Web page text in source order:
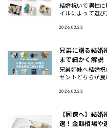
結婚祝いで男性
イルによって選
代・30代・4
2026.03.23
兄弟に贈る結婚
まで細かく解説
兄弟姉妹へ結婚
ゼントどちらが
いギフトの選
2026.03.23
【同僚へ】結
選！金額相場や